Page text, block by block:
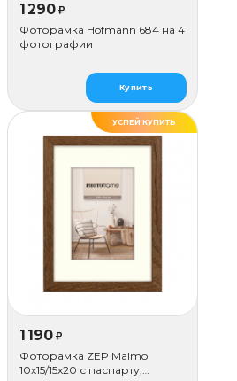
1 290 ₽
Фоторамка Hofmann 684 на 4
фотографии
Купить
УСПЕЙ КУПИТЬ
1 190 ₽
Фоторамка ZEP Malmo
10х15/15х20 с паспарту,